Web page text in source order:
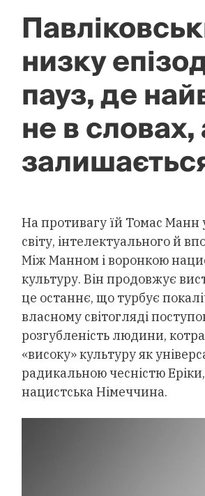
низку
пауз, де
не в
На противагу їй Томас Манн
світу, інтелектуального й
Між Манном і воронкою
культуру. Він продовжує
це останнє, що турбує
власному світогляді
розгубленість людини,
«високу» культуру як
радикальною чесністю
нацистська Німеччина.